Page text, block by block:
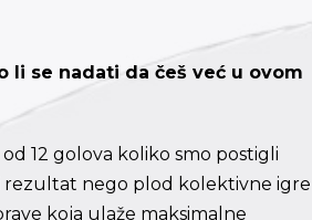
li se nadati da češ već u ovom
12 golova koliko smo postigli
rezultat nego plod kolektivne igre
koja ulaže maksimalne